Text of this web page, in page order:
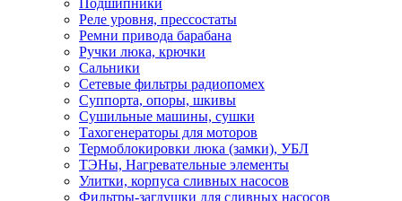
Подшипники
Реле уровня, прессостаты
Ремни привода барабана
Ручки люка, крючки
Сальники
Сетевые фильтры радиопомех
Суппорта, опоры, шкивы
Сушильные машины, сушки
Тахогенераторы для моторов
Термоблокировки люка (замки), УБЛ
ТЭНы, Нагревательные элементы
Улитки, корпуса сливных насосов
Фильтры-заглушки для сливных насосов